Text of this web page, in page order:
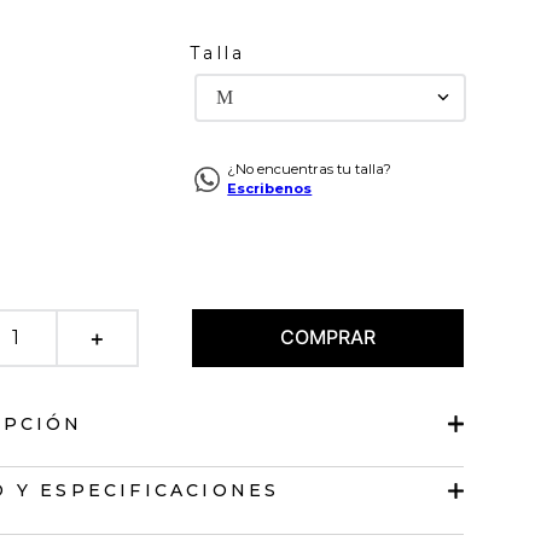
Talla
M
¿No encuentras tu talla?
Escribenos
＋ COMPRAR
de diseño abierto
Y ESPECIFICACIONES